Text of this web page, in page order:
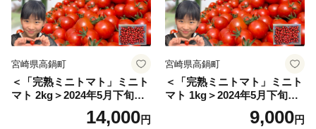
宮崎県高鍋町
＜「完熟ミニトマト」ミニト
マト 2kg＞2024年5月下旬迄
に順次出荷 野菜ソムリエサ
ミット アルル・リリカ共に
14,000円
宮崎県高鍋町
＜「完熟ミニトマト」ミニト
マト 1kg＞2024年5月下旬迄
に順次出荷 野菜ソムリエサ
ミット アルル・リリカ共に
9,000円